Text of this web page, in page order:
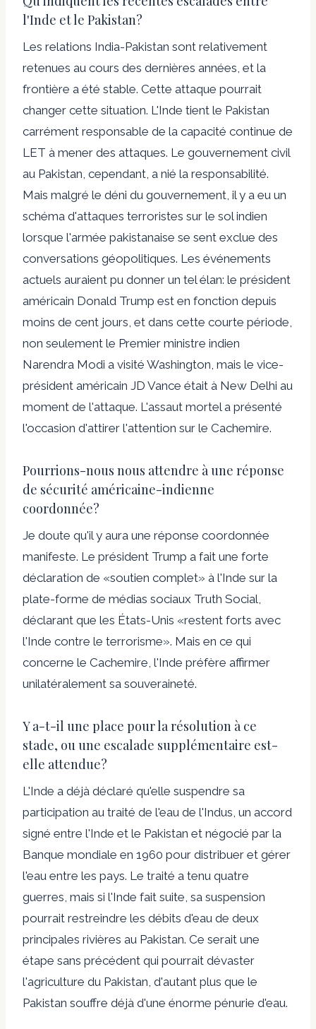
l'Inde et le Pakistan?
Les relations India-Pakistan sont relativement
retenues au cours des dernières années, et la
frontière a été stable. Cette attaque pourrait
changer cette situation. L'Inde tient le Pakistan
carrément responsable de la capacité continue de
LET à mener des attaques. Le gouvernement civil
au Pakistan, cependant, a nié la responsabilité.
Mais malgré le déni du gouvernement, il y a eu un
schéma d'attaques terroristes sur le sol indien
lorsque l'armée pakistanaise se sent exclue des
conversations géopolitiques. Les événements
actuels auraient pu donner un tel élan: le président
américain Donald Trump est en fonction depuis
moins de cent jours, et dans cette courte période,
non seulement le Premier ministre indien
Narendra Modi a visité Washington, mais le vice-
président américain JD Vance était à New Delhi au
moment de l'attaque. L'assaut mortel a présenté
l'occasion d'attirer l'attention sur le Cachemire.
Pourrions-nous nous attendre à une réponse
de sécurité américaine-indienne
coordonnée?
Je doute qu'il y aura une réponse coordonnée
manifeste. Le président Trump a fait une forte
déclaration de «soutien complet» à l'Inde sur la
plate-forme de médias sociaux Truth Social,
déclarant que les États-Unis «restent forts avec
l'Inde contre le terrorisme». Mais en ce qui
concerne le Cachemire, l'Inde préfère affirmer
unilatéralement sa souveraineté.
Y a-t-il une place pour la résolution à ce
stade, ou une escalade supplémentaire est-
elle attendue?
L'Inde a déjà déclaré qu'elle suspendre sa
participation au traité de l'eau de l'Indus, un accord
signé entre l'Inde et le Pakistan et négocié par la
Banque mondiale en 1960 pour distribuer et gérer
l'eau entre les pays. Le traité a tenu quatre
guerres, mais si l'Inde fait suite, sa suspension
pourrait restreindre les débits d'eau de deux
principales rivières au Pakistan. Ce serait une
étape sans précédent qui pourrait dévaster
l'agriculture du Pakistan, d'autant plus que le
Pakistan souffre déjà d'une énorme pénurie d'eau.